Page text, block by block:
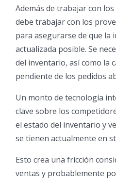
Además de trabajar con
debe trabajar con los
para asegurarse de que la
actualizada posible. Se
del inventario, así como la
pendiente de los pedidos
Un monto de tecnología
clave sobre los
el estado del inventario y
se tienen actualmente en
Esto crea una fricción
ventas y probablemente